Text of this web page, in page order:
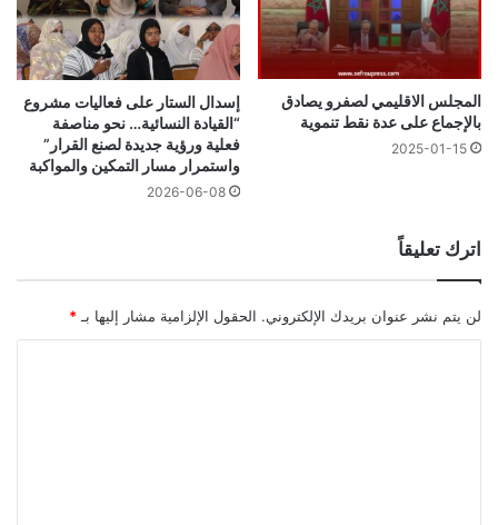
المجلس الاقليمي لصفرو يصادق
بالإجماع على عدة نقط تنموية
2025-01-15
إسدال الستار على فعاليات مشروع
“القيادة النسائية… نحو مناصفة
فعلية ورؤية جديدة لصنع القرار”
واستمرار مسار التمكين والمواكبة
2026-06-08
اترك تعليقاً
لن يتم نشر عنوان بريدك الإلكتروني. الحقول الإلزامية مشار إليها بـ *